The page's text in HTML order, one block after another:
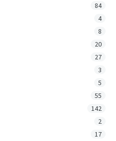
84
4
8
20
27
3
5
55
142
2
17